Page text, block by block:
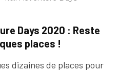
Days 2020 : Reste
places !
dizaines de places pour